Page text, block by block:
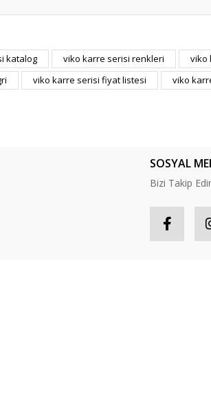
Bu ürüne ilk yorumu siz yapın!
katalog viko karre serisi renkleri viko
viko karre serisi fiyat listesi viko
SOSYAL
Bizi Takip